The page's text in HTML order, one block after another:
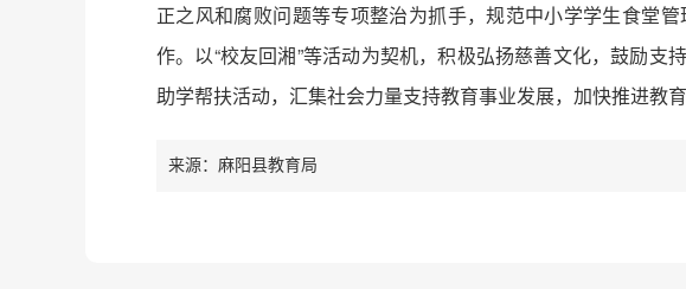
正之风和腐败问题等专项整治为抓手，规范中小学学生食堂
作。以“校友回湘”等活动为契机，积极弘扬慈善文化，鼓励
助学帮扶活动，汇集社会力量支持教育事业发展，加快推进教育
来源：麻阳县教育局